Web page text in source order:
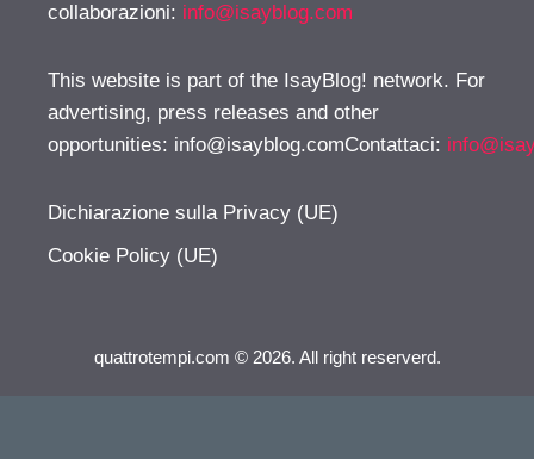
collaborazioni: info@isayblog.com
This website is part of the IsayBlog! network. For
advertising, press releases and other
opportunities: info@isayblog.comContattaci:
Dichiarazione sulla Privacy (UE)
Cookie Policy (UE)
quattrotempi.com © 2026. All right reserverd.